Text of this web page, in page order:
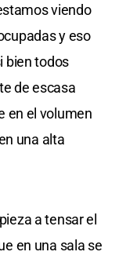
viendo
y eso
bien todos
de escasa
en el volumen
una alta
a tensar el
en una sala se